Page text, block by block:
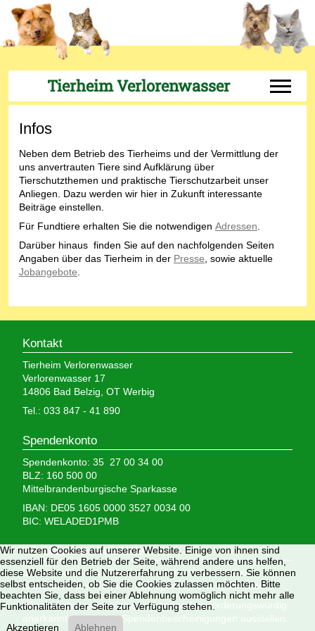
Tierheim Verlorenwasser Off-
Infos
Neben dem Betrieb des Tierheims und der Vermittlung der
uns anvertrauten Tiere sind Aufklärung über
Tierschutzthemen und praktische Tierschutzarbeit unser
Anliegen. Dazu werden wir hier in Zukunft interessante
Beiträge einstellen.
Für Fundtiere erhalten Sie die notwendigen Adressen
Darüber hinaus finden Sie auf den nachfolgenden Seiten
Angaben über das Tierheim in der Presse , sowie aktuelle
Jobangebote
Kontakt
Tierheim Verlorenwasser
Verlorenwasser 17
14806 Bad Belzig, OT Werbig
Tel.: 033 847 - 41 890
Spendenkonto
Spendenkonto: 35 27 00 34 00
BLZ: 160 500 00
Mittelbrandenburgische Sparkasse
IBAN: DE05 1605 0000 3527 0034 00
BIC: WELADED1PMB
Wir brauchen Ihre Hilfe,
denn wir erhalten keinerlei staatliche Hilfe, sondern
finanzieren das Tierheim aus Spenden und Erbschaften.
Wir sind als gemeinnützig und besonders förderungswürdig
anerkannt und dürfen Spendenbescheinigungen ausstellen.
Wir nutzen Cookies auf unserer Website. Einige von ihnen sind
essenziell für den Betrieb der Seite, während andere uns helfen,
diese Website und die Nutzererfahrung zu verbessern. Sie können
selbst entscheiden, ob Sie die Cookies zulassen möchten. Bitte
beachten Sie, dass bei einer Ablehnung womöglich nicht mehr alle
Funktionalitäten der Seite zur Verfügung stehen.
Akzeptieren
Ablehnen